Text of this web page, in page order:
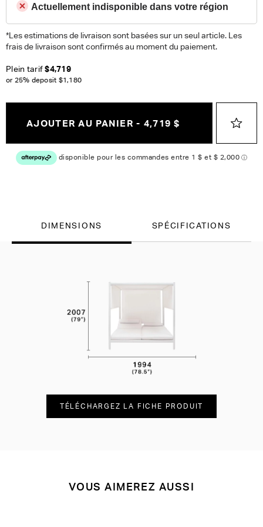
Actuellement indisponible dans votre région
*Les estimations de livraison sont basées sur un seul article. Les
frais de livraison sont confirmés au moment du paiement.
Plein tarif$4,719
or 25% deposit $1,180
AJOUTER AU PANIER - 4,719 $
DIMENSIONS SPÉCIFICATIONS
TÉLÉCHARGEZ LA FICHE PRODUIT
VOUS AIMEREZ AUSSI